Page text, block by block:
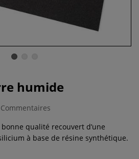
humide
qualité recouvert d’une
à base de résine synthétique.